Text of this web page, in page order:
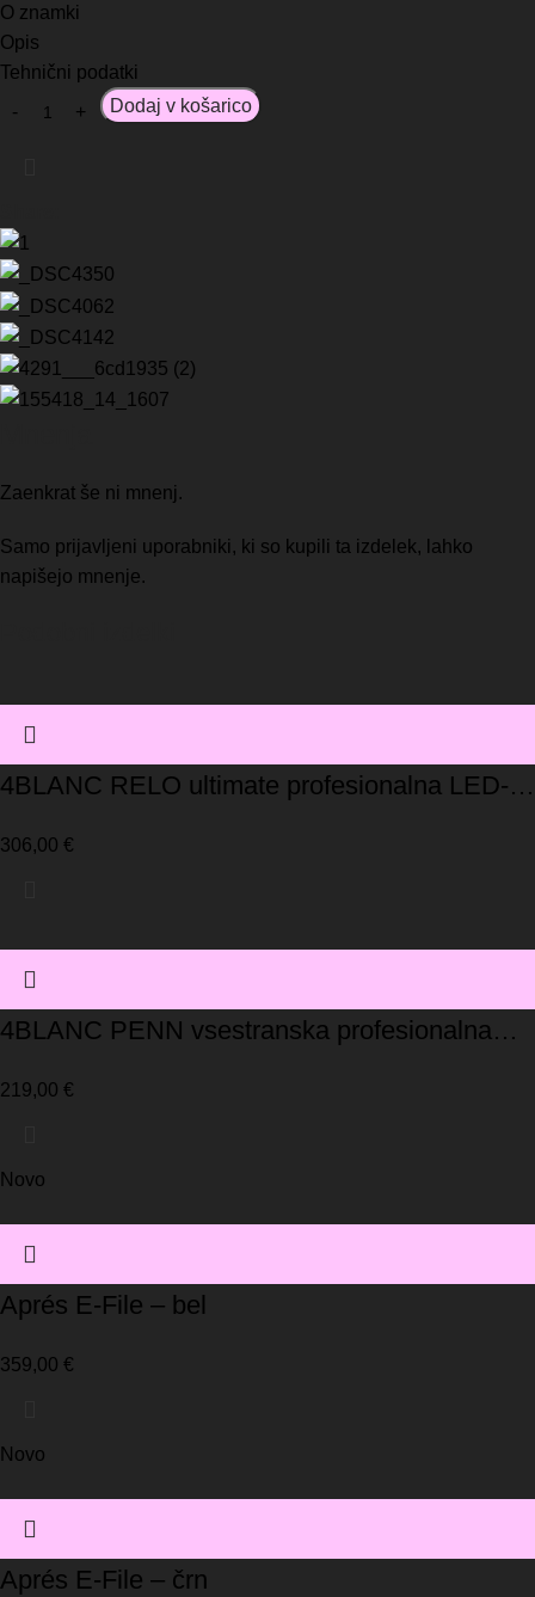
O znamki
Opis
Tehnični podatki
Dodaj v košarico
Zaenkrat še ni mnenj.
Samo prijavljeni uporabniki, ki so kupili ta izdelek, lahko
napišejo mnenje.
4BLANC RELO ultimate profesionalna LED-
306,00 €
4BLANC PENN vsestranska profesionalna
219,00 €
Novo
Aprés E-File – bel
359,00 €
Novo
Aprés E-File – črn